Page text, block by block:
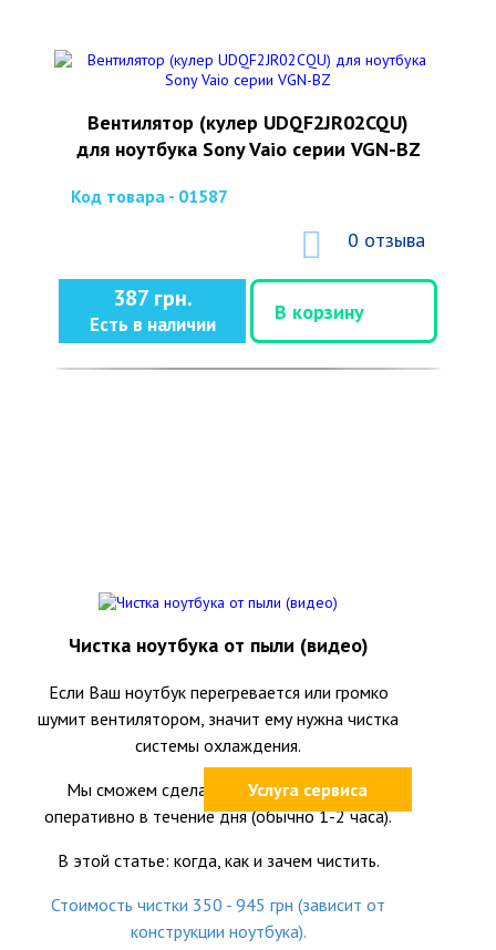
Вентилятор (кулер UDQF2JR02CQU)
для ноутбука Sony Vaio серии VGN-BZ
Код товара - 01587
0 отзыва
387 грн.
Есть в наличии
В корзину
Услуга сервиса
Чистка ноутбука от пыли (видео)
Если Ваш ноутбук перегревается или громко
шумит вентилятором, значит ему нужна чистка
системы охлаждения.
Мы сможем сделать это качественно и
оперативно в течение дня (обычно 1-2 часа).
В этой статье: когда, как и зачем чистить.
Стоимость чистки 350 - 945 грн (зависит от
конструкции ноутбука).